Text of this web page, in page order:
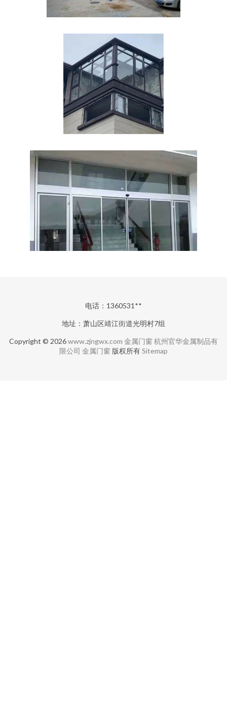
电话：1360531**
地址：萧山区靖江街道光明村7组
Copyright © 2026www.zjngwx.com 金属门窗 杭州官华金属制品有
限公司 金属门窗 版权所有Sitemap